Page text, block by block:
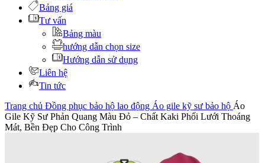
Bảng giá
Tư vấn
Bảng màu
hướng dẫn chọn size
Hướng dẫn sử dụng
Liên hệ
Tin tức
Trang chủ Đồng phục bảo hộ lao động Áo gile kỹ sư bảo hộ Áo
Gile Kỹ Sư Phản Quang Màu Đỏ – Chất Kaki Phối Lưới Thoáng
Mát, Bền Đẹp Cho Công Trình